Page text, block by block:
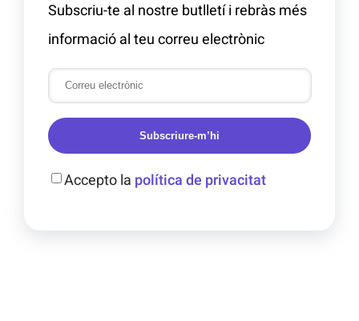
Subscriu-te al nostre butlletí i rebràs més
informació al teu correu electrònic
Subscriure-m’hi
Accepto la política de privacitat